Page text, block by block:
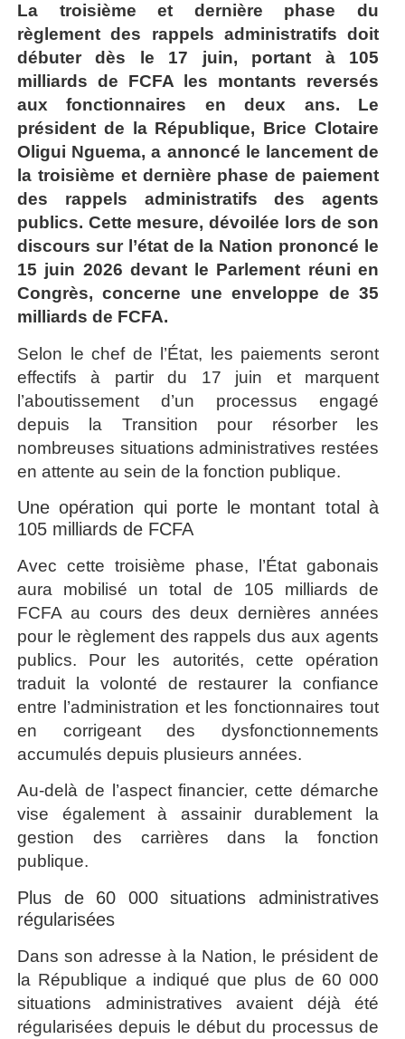
La troisième et dernière phase du
règlement des rappels administratifs doit
débuter dès le 17 juin, portant à 105
milliards de FCFA les montants reversés
aux fonctionnaires en deux ans. Le
président de la République, Brice Clotaire
Oligui Nguema, a annoncé le lancement de
la troisième et dernière phase de paiement
des rappels administratifs des agents
publics. Cette mesure, dévoilée lors de son
discours sur l’état de la Nation prononcé le
15 juin 2026 devant le Parlement réuni en
Congrès, concerne une enveloppe de 35
milliards de FCFA.
Selon le chef de l’État, les paiements seront
effectifs à partir du 17 juin et marquent
l’aboutissement d’un processus engagé
depuis la Transition pour résorber les
nombreuses situations administratives restées
en attente au sein de la fonction publique.
Une opération qui porte le montant total à
105 milliards de FCFA
Avec cette troisième phase, l’État gabonais
aura mobilisé un total de 105 milliards de
FCFA au cours des deux dernières années
pour le règlement des rappels dus aux agents
publics. Pour les autorités, cette opération
traduit la volonté de restaurer la confiance
entre l’administration et les fonctionnaires tout
en corrigeant des dysfonctionnements
accumulés depuis plusieurs années.
Au-delà de l’aspect financier, cette démarche
vise également à assainir durablement la
gestion des carrières dans la fonction
publique.
Plus de 60 000 situations administratives
régularisées
Dans son adresse à la Nation, le président de
la République a indiqué que plus de 60 000
situations administratives avaient déjà été
régularisées depuis le début du processus de